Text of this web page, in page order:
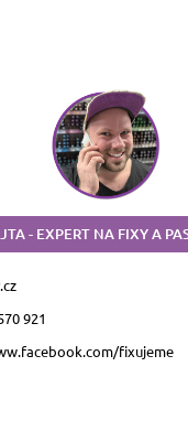
- EXPERT NA FIXY A
921
fixujeme